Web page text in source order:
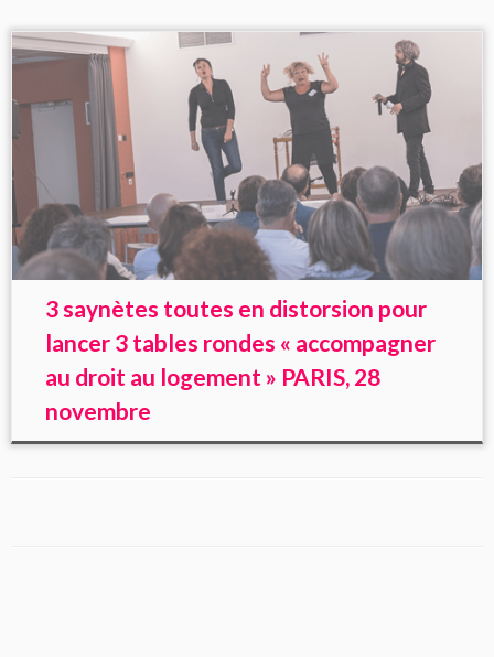
3 saynètes toutes en distorsion pour
lancer 3 tables rondes « accompagner
au droit au logement » PARIS, 28
novembre